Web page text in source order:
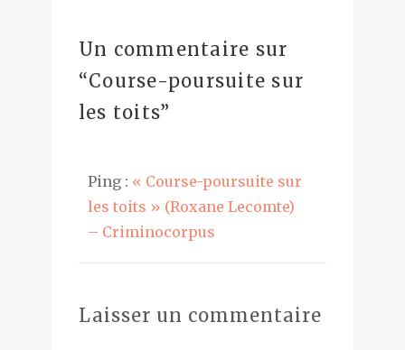
Un commentaire sur
“Course-poursuite sur
les toits”
Ping : « Course-poursuite sur
les toits » (Roxane Lecomte)
– Criminocorpus
Laisser un commentaire